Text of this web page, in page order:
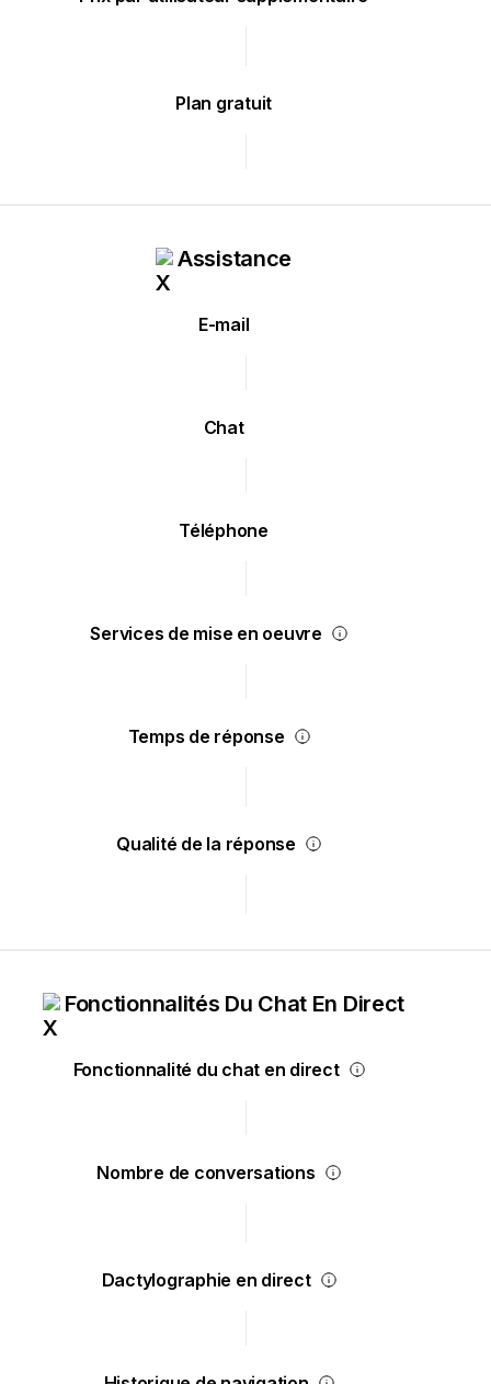
Plan gratuit
Assistance
E-mail
Chat
Téléphone
Services de mise en oeuvre
Temps de réponse
Qualité de la réponse
Fonctionnalités Du Chat En Direct
Fonctionnalité du chat en direct
Nombre de conversations
Dactylographie en direct